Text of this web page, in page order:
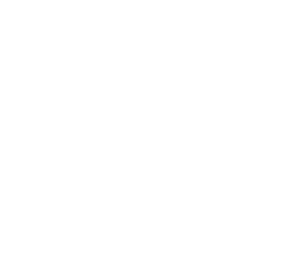
Courtyard by Marriott
diamant roz, s-a vândut cu